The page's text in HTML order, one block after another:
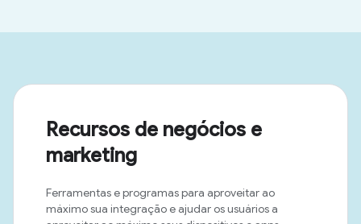
Recursos de negócios e
marketing
Ferramentas e programas para aproveitar ao
máximo sua integração e ajudar os usuários a